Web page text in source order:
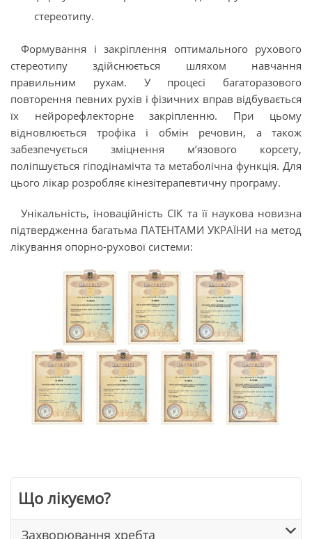
стереотипу.
Формування і закріплення оптимального рухового
стереотипу здійснюється шляхом навчання
правильним рухам. У процесі багаторазового
повторення певних рухів і фізичних вправ відбувається
їх нейрорефлекторне закріпленню. При цьому
відновлюється трофіка і обмін речовин, а також
забезпечується зміцнення м’язового корсету,
поліпшується гіподінамічта та метаболічна функція. Для
цього лікар розробляє кінезітерапевтичну програму.
Унікальність, іноваційність СІК та її наукова новизна
підтвердженна багатьма ПАТЕНТАМИ УКРАЇНИ на метод
лікування опорно-рухової системи:
Що лікуємо?
Захворювання хребта